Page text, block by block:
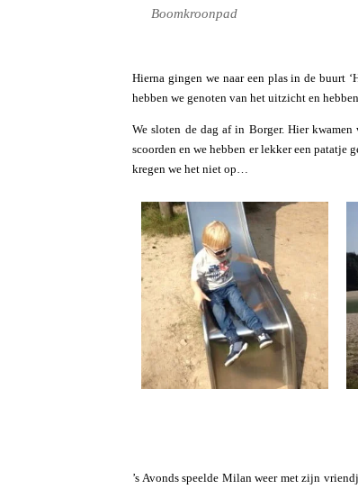
Boomkroonpad
Hierna gingen we naar een plas in de buurt
hebben we genoten van het uitzicht en
We sloten de dag af in Borger. Hier
scoorden en we hebben er lekker een patatje
kregen we het niet op…
’s Avonds speelde Milan weer met zijn